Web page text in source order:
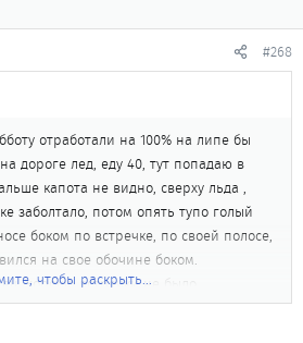
#268
отработали на 100% на липе бы
дороге лед, еду 40, тут попадаю в
капота не видно, сверху льда ,
заболтало, потом опять тупо голый
боком по встречке, по своей полосе,
на свое обочине боком.
хорошо встречки не было...
чтобы раскрыть...